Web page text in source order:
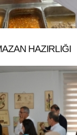
HAZIRLIĞI